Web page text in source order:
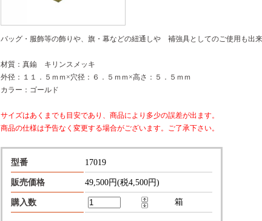
バッグ・服飾等の飾りや、旗・幕などの紐通しや 補強具としてのご使用も出
材質：真鍮 キリンスメッキ
外径：１１．５ｍｍ×穴径：６．５ｍｍ×高さ：５．５ｍｍ
カラー：ゴールド
サイズはあくまでも目安であり、商品により多少の誤差が出ます。
商品の仕様は予告なく変更する場合がございます。ご了承下さい。
型番 17019
販売価格 49,500円(税4,500円)
購入数 箱